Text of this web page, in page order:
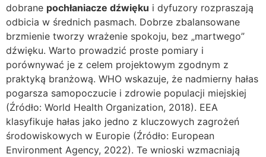
dobrane pochłaniacze dźwięku i dyfuzory rozpraszają
odbicia w średnich pasmach. Dobrze zbalansowane
brzmienie tworzy wrażenie spokoju, bez „martwego”
dźwięku. Warto prowadzić proste pomiary i
porównywać je z celem projektowym zgodnym z
praktyką branżową. WHO wskazuje, że nadmierny hałas
pogarsza samopoczucie i zdrowie populacji miejskiej
(Źródło: World Health Organization, 2018). EEA
klasyfikuje hałas jako jedno z kluczowych zagrożeń
środowiskowych w Europie (Źródło: European
Environment Agency, 2022). Te wnioski wzmacniają